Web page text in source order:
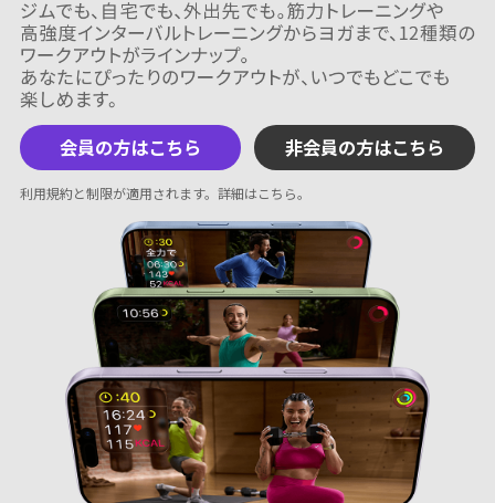
会員の方はこちら 非会員の方はこちら
利用規約と制限が適用されます。 詳細はこちら。